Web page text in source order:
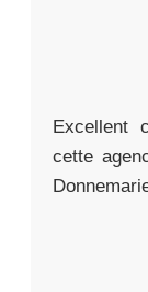
Excellent
cette